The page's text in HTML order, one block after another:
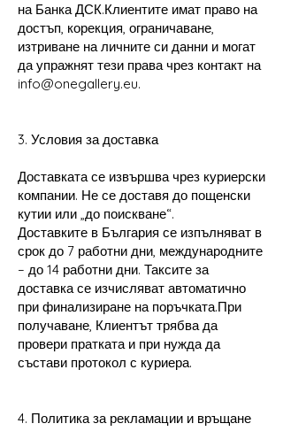
на Банка ДСК.Клиентите имат право на
достъп, корекция, ограничаване,
изтриване на личните си данни и могат
да упражнят тези права чрез контакт на
info@onegallery.eu.
3. Условия за доставка
Доставката се извършва чрез куриерски
компании. Не се доставя до пощенски
кутии или „до поискване“.
Доставките в България се изпълняват в
срок до 7 работни дни, международните
– до 14 работни дни. Таксите за
доставка се изчисляват автоматично
при финализиране на поръчката.При
получаване, Клиентът трябва да
провери пратката и при нужда да
състави протокол с куриера.
4. Политика за рекламации и връщане